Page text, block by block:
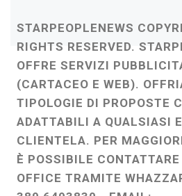
STARPEOPLENEWS
RIGHTS RESERVED.
OFFRE SERVIZI
(CARTACEO E WEB).
TIPOLOGIE DI PROPOSTE
ADATTABILI A QUALSIASI
CLIENTELA. PER
È POSSIBILE
OFFICE TRAMITE